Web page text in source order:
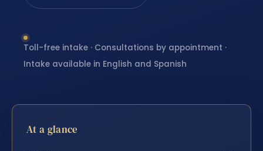
Toll-free intake · Consultations by appointment ·
Intake available in English and Spanish
At a glance